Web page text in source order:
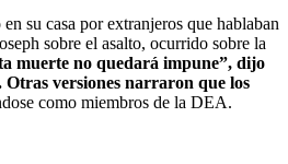
su casa por extranjeros que hablaban
sobre el asalto, ocurrido sobre la
muerte no quedará impune”, dijo
Otras versiones narraron que los
como miembros de la DEA.